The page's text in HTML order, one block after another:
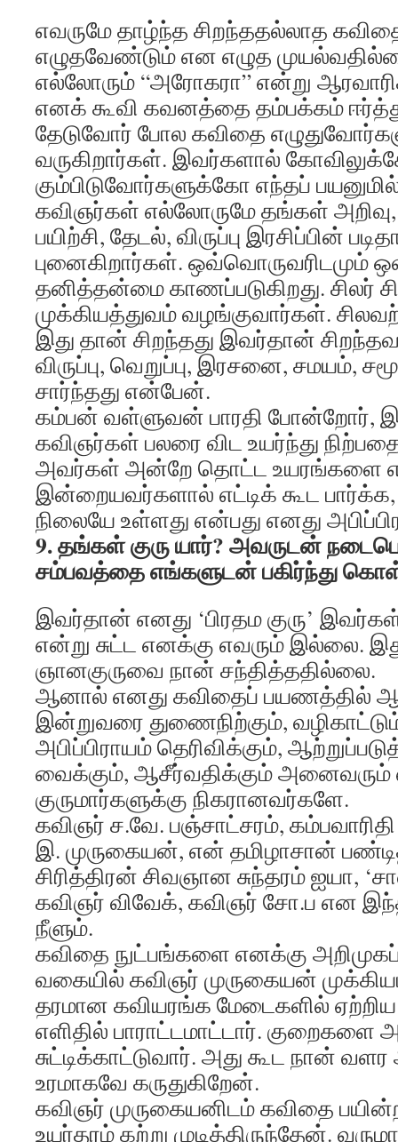
எவருமே தாழ்ந்த சிறந்ததல்லாத
எழுதவேண்டும் என எழுத
எல்லோரும் “அரோகரா” என்று
எனக் கூவி கவனத்தை தம்பக்கம் ஈர்த்து
தேடுவோர் போல கவிதை
வருகிறார்கள். இவர்களால்
கும்பிடுவோர்களுக்கோ எந்தப்
கவிஞர்கள் எல்லோருமே தங்கள்
பயிற்சி, தேடல், விருப்பு இரசிப்பின்
புனைகிறார்கள். ஒவ்வொருவரிடமும்
தனித்தன்மை காணப்படுகிறது. சிலர்
முக்கியத்துவம் வழங்குவார்கள்.
இது தான் சிறந்தது இவர்தான்
விருப்பு, வெறுப்பு, இரசனை, சமயம்,
சார்ந்தது என்பேன்.
கம்பன் வள்ளுவன் பாரதி போன்றோர்,
கவிஞர்கள் பலரை விட உயர்ந்து
அவர்கள் அன்றே தொட்ட உயரங்களை
இன்றையவர்களால் எட்டிக் கூட
நிலையே உள்ளது என்பது எனது
9. தங்கள் குரு யார்? அவருடன்
சம்பவத்தை எங்களுடன் பகிர்ந்து கொள்ள
இவர்தான் எனது ‘பிரதம குரு’ இவர்கள்
என்று சுட்ட எனக்கு எவரும் இல்லை.
ஞானகுருவை நான் சந்தித்ததில்லை.
ஆனால் எனது கவிதைப் பயணத்தில்
இன்றுவரை துணைநிற்கும்,
அபிப்பிராயம் தெரிவிக்கும்,
வைக்கும், ஆசீர்வதிக்கும் அனைவரும்
குருமார்களுக்கு நிகரானவர்களே.
கவிஞர் ச.வே. பஞ்சாட்சரம்,
இ. முருகையன், என் தமிழாசான்
சிரித்திரன் சிவஞான சுந்தரம் ஐயா,
கவிஞர் விவேக், கவிஞர் சோ.ப என
நீளும்.
கவிதை நுட்பங்களை எனக்கு
வகையில் கவிஞர் முருகையன்
தரமான கவியரங்க மேடைகளில்
எளிதில் பாராட்டமாட்டார். குறைகளை
சுட்டிக்காட்டுவார். அது கூட நான்
உரமாகவே கருதுகிறேன்.
கவிஞர் முருகையனிடம் கவிதை
உயர்தரம் கற்று முடித்திருந்தேன்.